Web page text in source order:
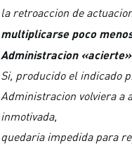
la retroaccion de
multiplicarse poco
Administracion «acierte»
Si, producido el indicado
Administracion volviera a
inmotivada,
quedaria impedida para